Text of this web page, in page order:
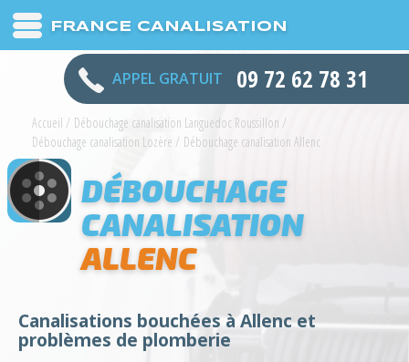
FRANCE CANALISATION
APPEL GRATUIT 09 72 62 78 31
Accueil / Débouchage canalisation Languedoc Roussillon /
Débouchage canalisation Lozère / Débouchage canalisation Allenc
DÉBOUCHAGE
CANALISATION
ALLENC
Canalisations bouchées à Allenc et
problèmes de plomberie